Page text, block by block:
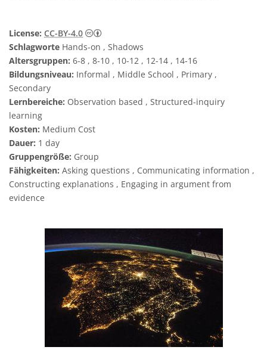
License: CC-BY-4.0
Creative Commons Namensnennung 4.0
Schlagworte Hands-on , Shadows
Altersgruppen: 6-8 , 8-10 , 10-12 , 12-14 , 14-16
Bildungsniveau: Informal , Middle School , Primary ,
Secondary
Lernbereiche: Observation based , Structured-inquiry
learning
Kosten: Medium Cost
Dauer: 1 day
Gruppengröße: Group
Fähigkeiten: Asking questions , Communicating information ,
Constructing explanations , Engaging in argument from
evidence